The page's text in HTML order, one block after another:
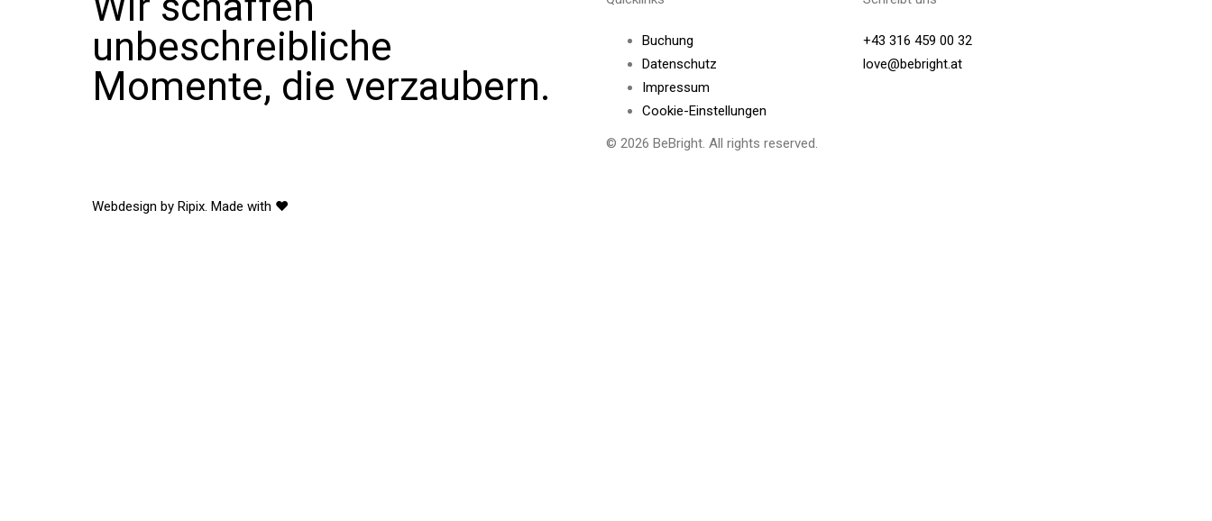
unbeschreibliche
Momente, die verzaubern.
Buchung
Datenschutz
Impressum
Cookie-Einstellungen
+43 316 459 00 32
love@bebright.at
Webdesign by Ripix. Made with ♥
© 2026 BeBright. All rights reserved.